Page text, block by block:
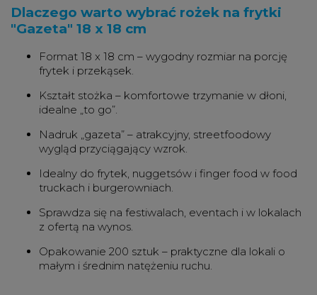
Dlaczego warto wybrać rożek na frytki
"Gazeta" 18 x 18 cm
Format 18 x 18 cm – wygodny rozmiar na porcję
frytek i przekąsek.
Kształt stożka – komfortowe trzymanie w dłoni,
idealne „to go”.
Nadruk „gazeta” – atrakcyjny, streetfoodowy
wygląd przyciągający wzrok.
Idealny do frytek, nuggetsów i finger food w food
truckach i burgerowniach.
Sprawdza się na festiwalach, eventach i w lokalach
z ofertą na wynos.
Opakowanie 200 sztuk – praktyczne dla lokali o
małym i średnim natężeniu ruchu.